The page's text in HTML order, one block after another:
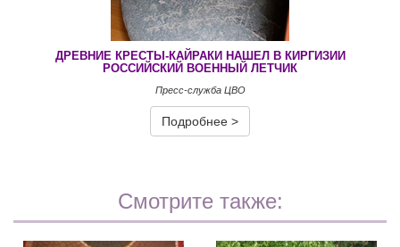
ДРЕВНИЕ КРЕСТЫ-КАЙРАКИ НАШЕЛ В КИРГИЗИИ
РОССИЙСКИЙ ВОЕННЫЙ ЛЕТЧИК
Пресс-служба ЦВО
Подробнее >
Смотрите также: